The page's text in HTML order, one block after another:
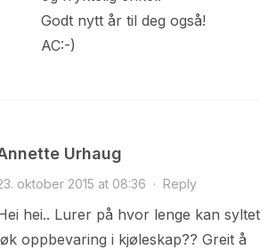
Godt nytt år til deg også!
AC:-)
Urhaug
oktober 2015 at 08:36 · Reply
hei.. Lurer på hvor lenge kan syltet
oppbevaring i kjøleskap?? Greit å